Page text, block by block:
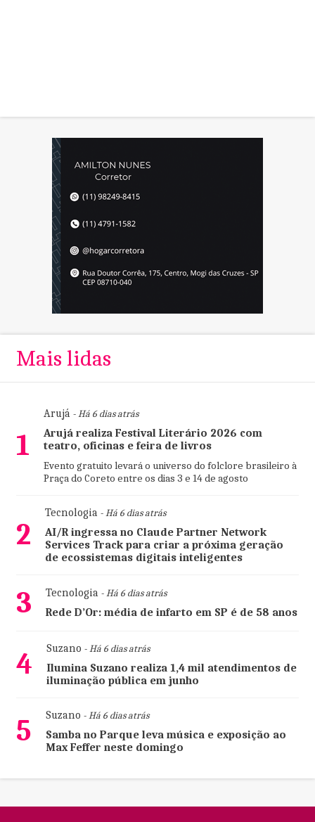
Mais lidas
1
Arujá- Há 6 dias atrás
Arujá realiza Festival Literário 2026 com
teatro, oficinas e feira de livros
Evento gratuito levará o universo do folclore brasileiro à
Praça do Coreto entre os dias 3 e 14 de agosto
2
Tecnologia- Há 6 dias atrás
AI/R ingressa no Claude Partner Network
Services Track para criar a próxima geração
de ecossistemas digitais inteligentes
3 Tecnologia- Há 6 dias atrás
Rede D’Or: média de infarto em SP é de 58 anos
4 Suzano - Há 6 dias atrás
Ilumina Suzano realiza 1,4 mil atendimentos de
iluminação pública em junho
5 Suzano - Há 6 dias atrás
Samba no Parque leva música e exposição ao
Max Feffer neste domingo